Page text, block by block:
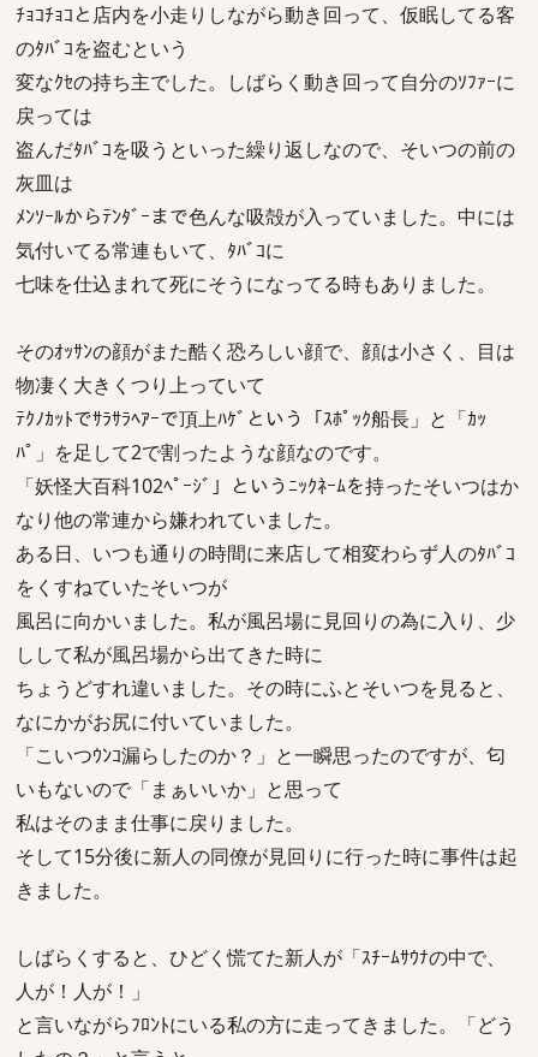
ﾁｮｺﾁｮｺと店内を小走りしながら動き回って、仮眠してる客
のﾀﾊﾞｺを盗むという
変なｸｾの持ち主でした。しばらく動き回って自分のｿﾌｧｰに
戻っては
盗んだﾀﾊﾞｺを吸うといった繰り返しなので、そいつの前の
灰皿は
ﾒﾝｿｰﾙからﾃﾝﾀﾞｰまで色んな吸殻が入っていました。中には
気付いてる常連もいて、ﾀﾊﾞｺに
七味を仕込まれて死にそうになってる時もありました。
そのｵｯｻﾝの顔がまた酷く恐ろしい顔で、顔は小さく、目は
物凄く大きくつり上っていて
ﾃｸﾉｶｯﾄでｻﾗｻﾗﾍｱｰで頂上ﾊｹﾞという「ｽﾎﾟｯｸ船長」と「ｶｯ
ﾊﾟ」を足して2で割ったような顔なのです。
「妖怪大百科102ﾍﾟｰｼﾞ」というﾆｯｸﾈｰﾑを持ったそいつはか
なり他の常連から嫌われていました。
ある日、いつも通りの時間に来店して相変わらず人のﾀﾊﾞｺ
をくすねていたそいつが
風呂に向かいました。私が風呂場に見回りの為に入り、少
しして私が風呂場から出てきた時に
ちょうどすれ違いました。その時にふとそいつを見ると、
なにかがお尻に付いていました。
「こいつｳﾝｺ漏らしたのか？」と一瞬思ったのですが、匂
いもないので「まぁいいか」と思って
私はそのまま仕事に戻りました。
そして15分後に新人の同僚が見回りに行った時に事件は起
きました。
しばらくすると、ひどく慌てた新人が「ｽﾁｰﾑｻｳﾅの中で、
人が！人が！」
と言いながらﾌﾛﾝﾄにいる私の方に走ってきました。「どう